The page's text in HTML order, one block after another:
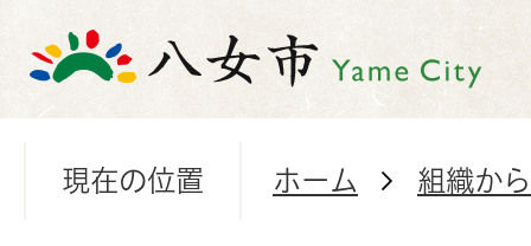
現在の位置 ホーム 組織か